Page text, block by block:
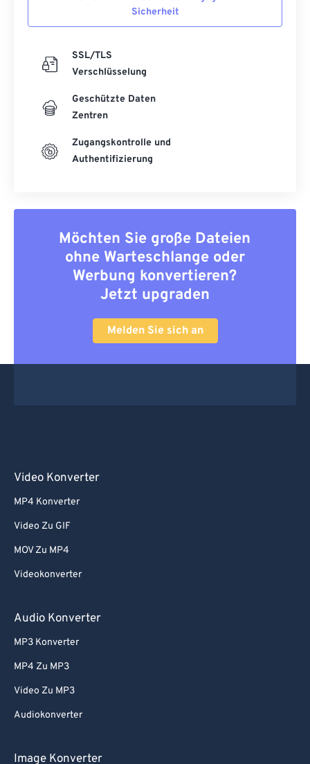
Sicherheit
SSL/TLS
Verschlüsselung
Geschützte Daten
Zentren
Zugangskontrolle und
Authentifizierung
Möchten Sie große Dateien
ohne Warteschlange oder
Werbung konvertieren?
Jetzt upgraden
Melden Sie sich an
Video Konverter
MP4 Konverter
Video Zu GIF
MOV Zu MP4
Videokonverter
Audio Konverter
MP3 Konverter
MP4 Zu MP3
Video Zu MP3
Audiokonverter
Image Konverter